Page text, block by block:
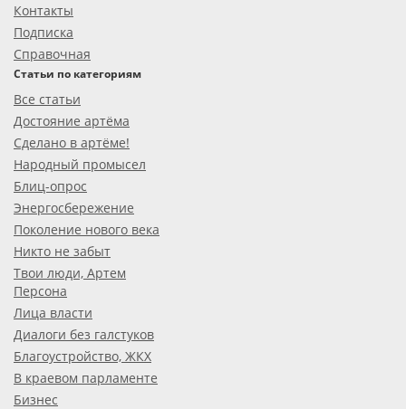
Контакты
Подписка
Справочная
Статьи по категориям
Все статьи
Достояние артёма
Сделано в артёме!
Народный промысел
Блиц-опрос
Энергосбережение
Поколение нового века
Никто не забыт
Твои люди, Артем
Персона
Лица власти
Диалоги без галстуков
Благоустройство, ЖКХ
В краевом парламенте
Бизнес